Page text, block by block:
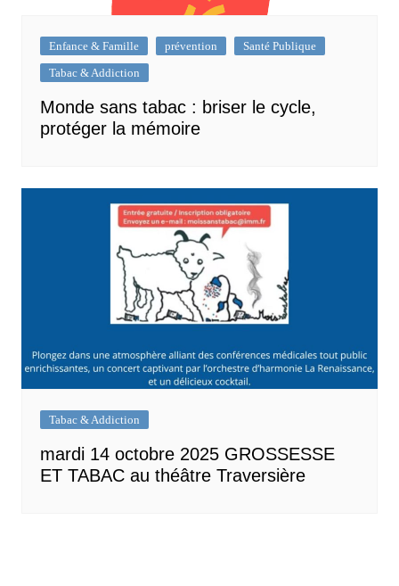
Enfance & Famille prévention
Santé Publique
Tabac & Addiction
Monde sans tabac : briser le cycle,
protéger la mémoire
Tabac & Addiction
mardi 14 octobre 2025 GROSSESSE
ET TABAC au théâtre Traversière